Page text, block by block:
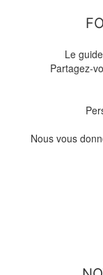
Le
Partagez-
Nous vous